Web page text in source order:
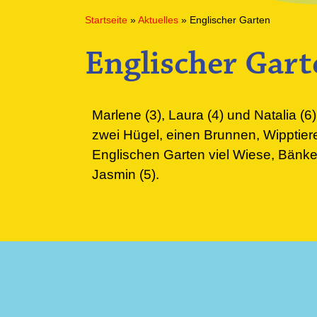
Startseite »Aktuelles » Englischer Garten
Englischer
Marlene (3), Laura (4) und Natalia
zwei Hügel, einen Brunnen,
Englischen Garten viel Wiese,
Jasmin (5).